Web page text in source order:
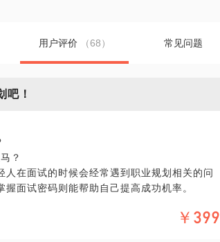
用户评价 （68） 常见问题
吧！
？
人在面试的时候会经常遇到职业规划相关的问
握面试密码则能帮助自己提高成功机率。
草台班子”式的创业团队。从人力资源专员到
￥399